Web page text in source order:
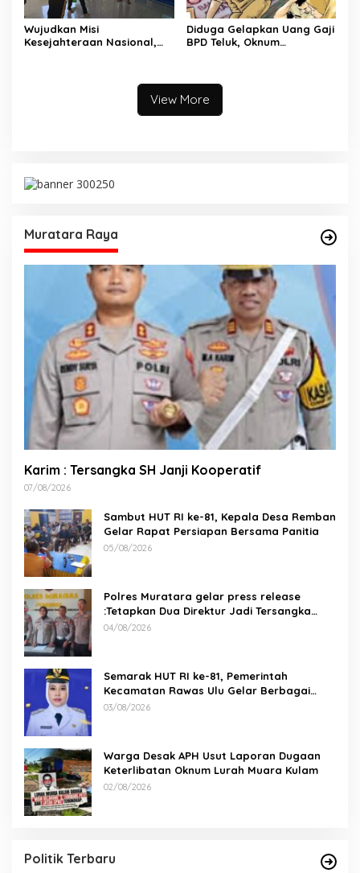
Wujudkan Misi
Kesejahteraan Nasional,
Diduga Gelapkan Uang Gaji
BPD Teluk, Oknum
View More
Muratara Raya
Karim : Tersangka SH Janji Kooperatif
07/08/2026
Sambut HUT RI ke-81, Kepala Desa Remban
Gelar Rapat Persiapan Bersama Panitia
05/08/2026
Polres Muratara gelar press release
:Tetapkan Dua Direktur Jadi Tersangka
Kecelakaan Maut antara Bus ALS dan
04/08/2026
Semarak HUT RI ke-81, Pemerintah
Kecamatan Rawas Ulu Gelar Berbagai
Lomba
03/08/2026
Warga Desak APH Usut Laporan Dugaan
Keterlibatan Oknum Lurah Muara Kulam
02/08/2026
Politik Terbaru